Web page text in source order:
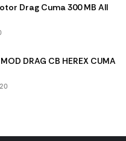
Drag Cuma 300 MB All
DRAG CB HEREX CUMA